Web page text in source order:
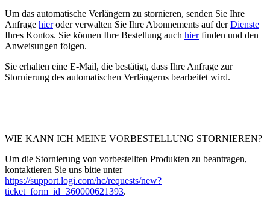
Um das automatische Verlängern zu stornieren, senden Sie Ihre
Anfrage hieroder verwalten Sie Ihre Abonnements auf derDienste
Ihres Kontos. Sie können Ihre Bestellung auch hierfinden und den
Anweisungen folgen.
Sie erhalten eine E-Mail, die bestätigt, dass Ihre Anfrage zur
Stornierung des automatischen Verlängerns bearbeitet wird.
WIE KANN ICH MEINE VORBESTELLUNG STORNIEREN?
Um die Stornierung von vorbestellten Produkten zu beantragen,
kontaktieren Sie uns bitte unter
https://support.logi.com/hc/requests/new?
ticket_form_id=360000621393.